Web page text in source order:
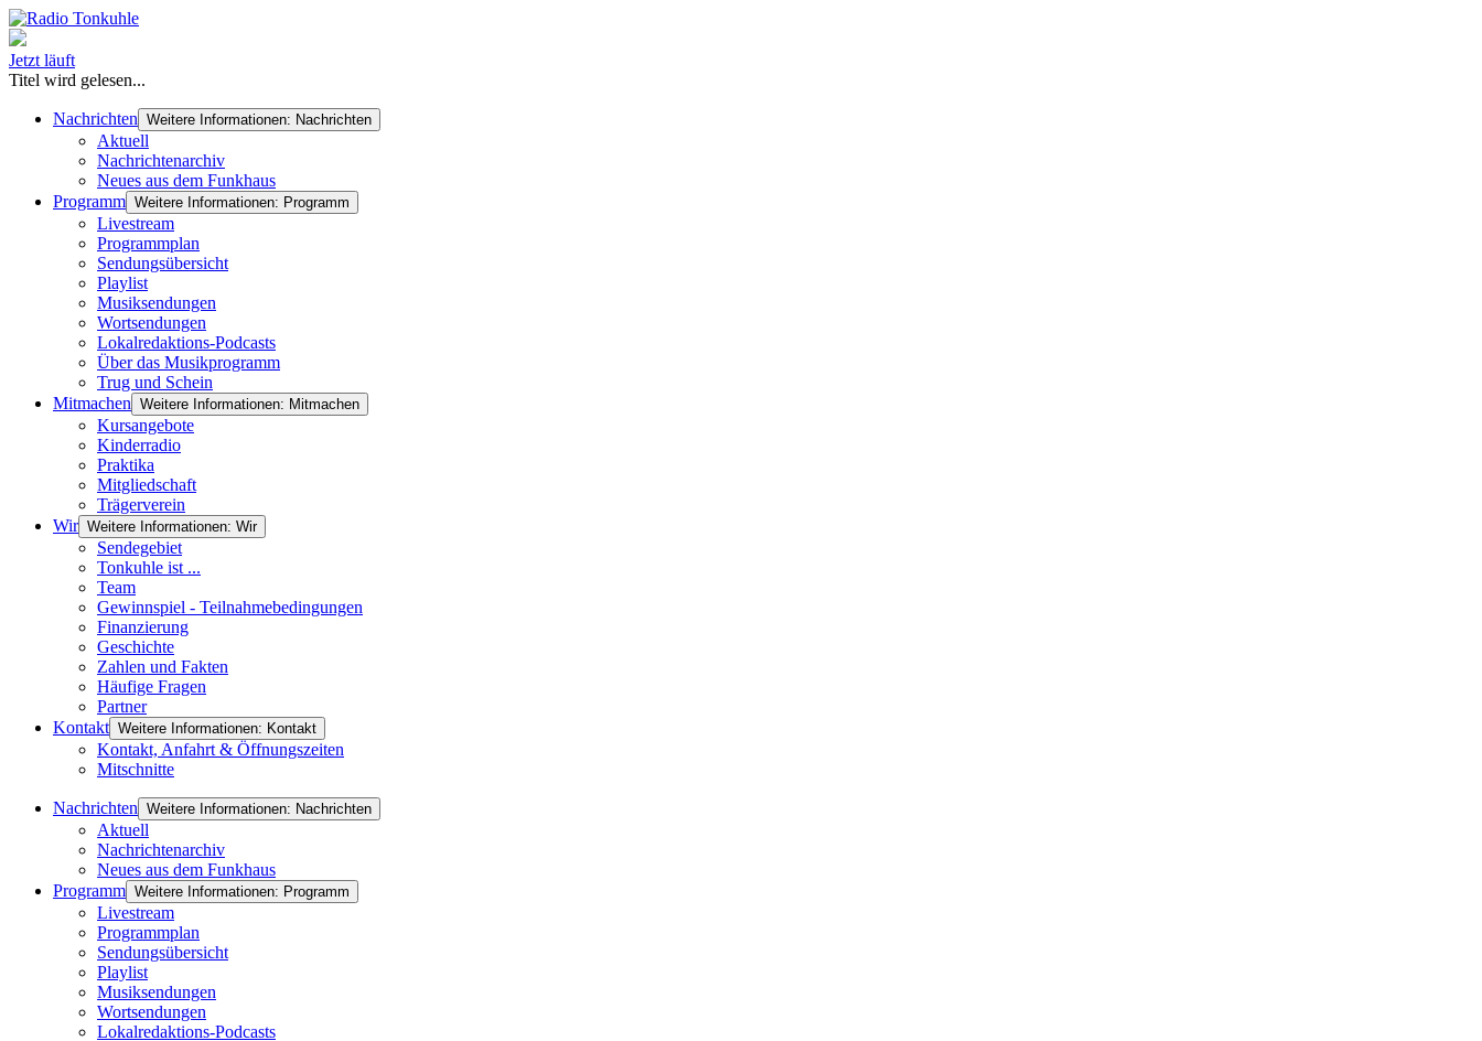
Jetzt läuft
Titel wird gelesen...
Nachrichten Weitere Informationen: Nachrichten
Aktuell
Nachrichtenarchiv
Neues aus dem Funkhaus
Programm Weitere Informationen: Programm
Livestream
Programmplan
Sendungsübersicht
Playlist
Musiksendungen
Wortsendungen
Lokalredaktions-Podcasts
Über das Musikprogramm
Trug und Schein
Mitmachen Weitere Informationen: Mitmachen
Kursangebote
Kinderradio
Praktika
Mitgliedschaft
Trägerverein
Wir Weitere Informationen: Wir
Sendegebiet
Tonkuhle ist ...
Team
Gewinnspiel - Teilnahmebedingungen
Finanzierung
Geschichte
Zahlen und Fakten
Häufige Fragen
Partner
Kontakt Weitere Informationen: Kontakt
Kontakt, Anfahrt & Öffnungszeiten
Mitschnitte
Nachrichten Weitere Informationen: Nachrichten
Aktuell
Nachrichtenarchiv
Neues aus dem Funkhaus
Programm Weitere Informationen: Programm
Livestream
Programmplan
Sendungsübersicht
Playlist
Musiksendungen
Wortsendungen
Lokalredaktions-Podcasts